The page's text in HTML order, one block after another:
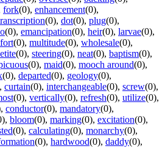
fork(0), enhancement(0),
(0), dot(0), plug(0),
(0), emancipation(0), heir(0), larvae(0),
(0), multitude(0), wholesale(0),
(0), steering(0), neat(0), baptism(0),
(0), maid(0), mooch around(0),
(0), departed(0), geology(0),
, curtain(0), interchangeable(0), screw(0),
(0), vertically(0), refresh(0), utilize(0),
, conductor(0), mandatory(0),
, bloom(0), marking(0), excitation(0),
(0), calculating(0), monarchy(0),
(0), hardwood(0), daddy(0),